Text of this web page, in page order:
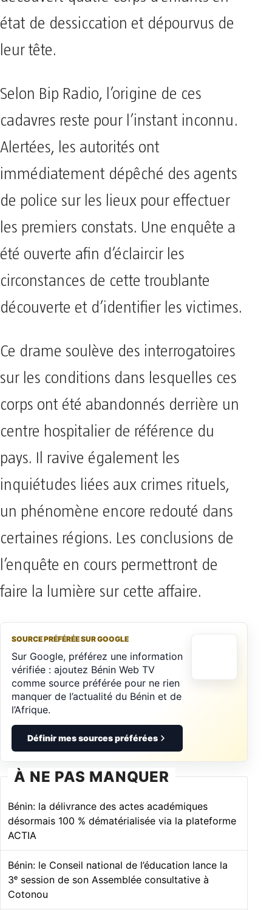
état de dessiccation et dépourvus de
leur tête.
Selon Bip Radio, l’origine de ces
cadavres reste pour l’instant inconnu.
Alertées, les autorités ont
immédiatement dépêché des agents
de police sur les lieux pour effectuer
les premiers constats. Une enquête a
été ouverte afin d’éclaircir les
circonstances de cette troublante
découverte et d’identifier les victimes.
Ce drame soulève des interrogatoires
sur les conditions dans lesquelles ces
corps ont été abandonnés derrière un
centre hospitalier de référence du
pays. Il ravive également les
inquiétudes liées aux crimes rituels,
un phénomène encore redouté dans
certaines régions. Les conclusions de
l’enquête en cours permettront de
faire la lumière sur cette affaire.
SOURCE PRÉFÉRÉE SUR GOOGLE
Sur Google, préférez une information
vérifiée : ajoutez Bénin Web TV
comme source préférée pour ne rien
manquer de l’actualité du Bénin et de
l’Afrique.
Définir mes sources préférées
À NE PAS MANQUER
Bénin: la délivrance des actes académiques
désormais 100 % dématérialisée via la plateforme
ACTIA
Bénin: le Conseil national de l’éducation lance la
3ᵉ session de son Assemblée consultative à
Cotonou